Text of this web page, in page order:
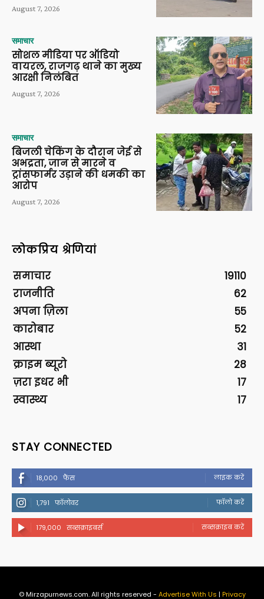
August 7, 2026
समाचार
सोशल मीडिया पर ऑडियो
वायरल, राजगढ़ थाने का मुख्य
आरक्षी निलंबित
August 7, 2026
समाचार
बिजली चेकिंग के दौरान जेई से
अभद्रता, जान से मारने व
ट्रांसफार्मर उड़ाने की धमकी का
आरोप
August 7, 2026
लोकप्रिय श्रेणियां
समाचार
19110
राजनीति
62
अपना ज़िला
55
कारोबार
52
आस्था
31
क्राइम ब्यूरो
28
ज़रा इधर भी
17
स्वास्थ्य
17
STAY CONNECTED
18,000 फैंस लाइक करें
1,791 फॉलोवर फॉलो करें
179,000 सब्सक्राइबर्स सब्सक्राइब करें
© Mirzapurnews.com. All rights reserved - Advertise With Us | Privacy